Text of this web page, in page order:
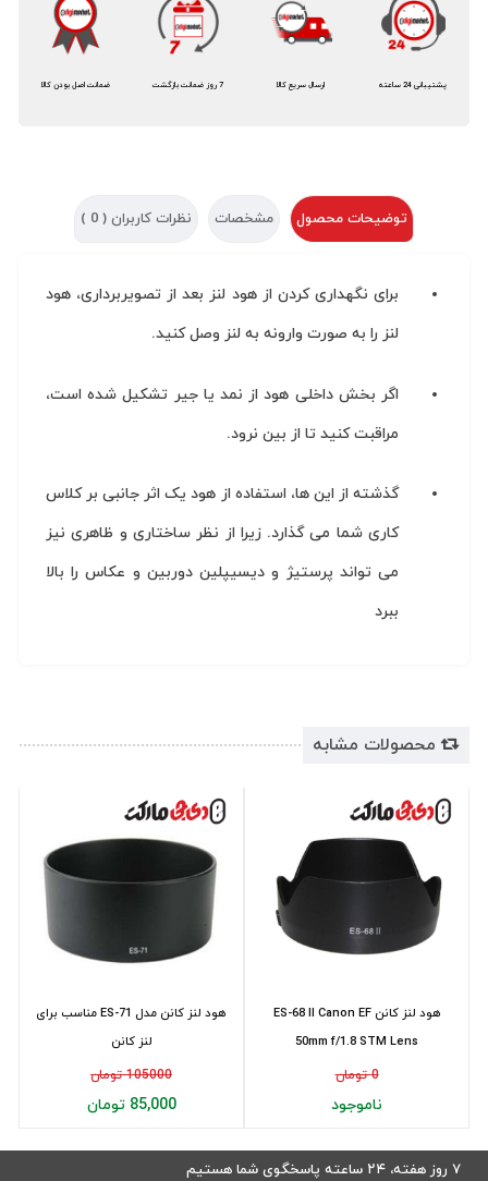
ضمانت اصل بودن کالا 7 روز ضمانت بازگشت ارسال سریع کالا پشتیبانی 24 ساعته
توضیحات محصول مشخصات نظرات کاربران ( 0
)
برای نگهداری کردن از هود لنز بعد از تصویربرداری، هود
لنز را به صورت وارونه به لنز وصل کنید.
اگر بخش داخلی هود از نمد یا جیر تشکیل شده است،
مراقبت کنید تا از بین نرود.
گذشته از این ها، استفاده از هود یک اثر جانبی بر کلاس
کاری شما می گذارد. زیرا از نظر ساختاری و ظاهری نیز
می تواند پرستیژ و دیسیپلین دوربین و عکاس را بالا
ببرد
محصولات مشابه
هود لنز کانن مدل ES-71 مناسب برای
لنز کانن
105000 تومان
85,000 تومان
هود لنز کانن ES-68 II Canon EF
50mm f/1.8 STM Lens
0 تومان
ناموجود
۷ روز هفته، ۲۴ ساعته پاسخگوی شما هستیم